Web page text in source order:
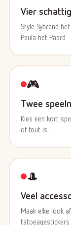
Vier
Style Sybrand
Paula het Paard.
🎮
Twee
Kies een kort
of fout is.
🎩
Veel
Maak elke look
tatoeagestickers.